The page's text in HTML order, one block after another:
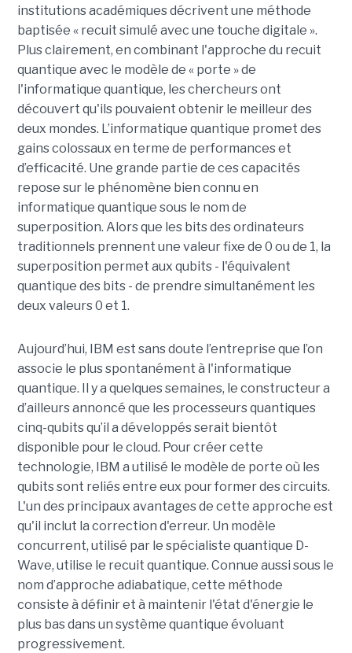
institutions académiques décrivent une méthode
baptisée « recuit simulé avec une touche digitale ».
Plus clairement, en combinant l'approche du recuit
quantique avec le modèle de « porte » de
l'informatique quantique, les chercheurs ont
découvert qu'ils pouvaient obtenir le meilleur des
deux mondes. L’informatique quantique promet des
gains colossaux en terme de performances et
d’efficacité. Une grande partie de ces capacités
repose sur le phénomène bien connu en
informatique quantique sous le nom de
superposition. Alors que les bits des ordinateurs
traditionnels prennent une valeur fixe de 0 ou de 1, la
superposition permet aux qubits - l'équivalent
quantique des bits - de prendre simultanément les
deux valeurs 0 et 1.
Aujourd’hui, IBM est sans doute l’entreprise que l’on
associe le plus spontanément à l'informatique
quantique. Il y a quelques semaines, le constructeur a
d’ailleurs annoncé que les processeurs quantiques
cinq-qubits qu’il a développés serait bientôt
disponible pour le cloud. Pour créer cette
technologie, IBM a utilisé le modèle de porte où les
qubits sont reliés entre eux pour former des circuits.
L'un des principaux avantages de cette approche est
qu'il inclut la correction d'erreur. Un modèle
concurrent, utilisé par le spécialiste quantique D-
Wave, utilise le recuit quantique. Connue aussi sous le
nom d’approche adiabatique, cette méthode
consiste à définir et à maintenir l'état d'énergie le
plus bas dans un système quantique évoluant
progressivement.